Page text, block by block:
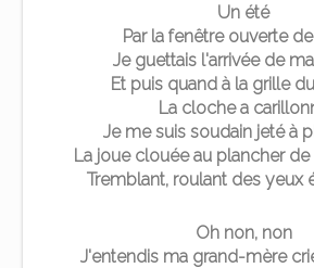
Un été
Par la fenêtre ouverte
Je guettais l'arrivée de
Et puis quand à la grille
La cloche a
Je me suis soudain jeté à
La joue clouée au plancher
Tremblant, roulant des yeux
Oh non, non
J'entendis ma grand-mère